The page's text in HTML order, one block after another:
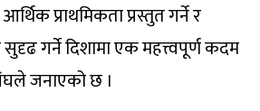
प्राथमिकता प्रस्तुत गर्ने र
सुदृढ गर्ने दिशामा एक महत्त्वपूर्ण कदम
जनाएको छ ।